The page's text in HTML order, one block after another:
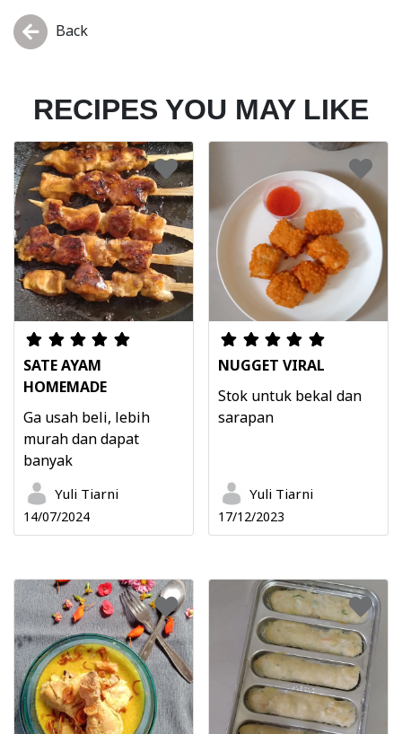
Back
RECIPES YOU MAY LIKE
SATE AYAM
HOMEMADE
Ga usah beli, lebih
murah dan dapat
banyak
Yuli Tiarni
14/07/2024
NUGGET VIRAL
Stok untuk bekal dan
sarapan
Yuli Tiarni
17/12/2023